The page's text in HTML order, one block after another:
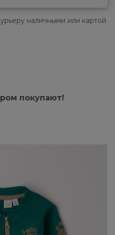
наличными или картой
покупают!